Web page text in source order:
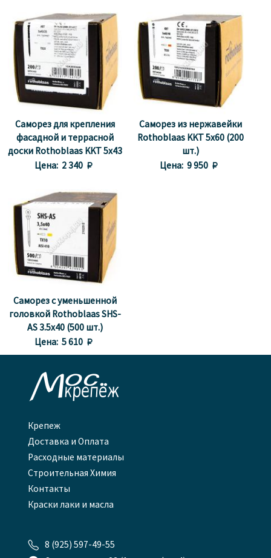
Саморез для крепления
фасадной и террасной
доски Rothoblaas KKT 5x43
(200 шт.)
Цена: 2 340 
Саморез из нержавейки
Rothoblaas KKT 5x60 (200
шт.)
Цена: 9 950 
Саморез с уменьшенной
головкой Rothoblaas SHS-
AS 3.5x40 (500 шт.)
Цена: 5 610 

Крепеж
Доставка и Оплата
Расходные материалы
Строительная Химия
Контакты
Краски лаки и масла
 8 (925) 597-49-55